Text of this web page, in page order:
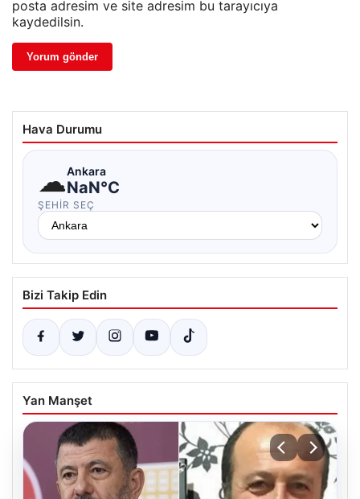
posta adresim ve site adresim bu tarayıcıya
kaydedilsin.
Hava Durumu
☁Ankara
NaN°C
ŞEHIR SEÇ
Bizi Takip Edin
Yan Manşet